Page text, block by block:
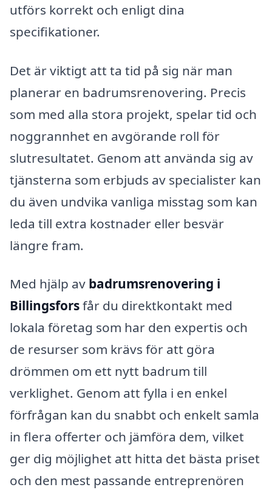
utförs korrekt och enligt dina
specifikationer.
Det är viktigt att ta tid på sig när man
planerar en badrumsrenovering. Precis
som med alla stora projekt, spelar tid och
noggrannhet en avgörande roll för
slutresultatet. Genom att använda sig av
tjänsterna som erbjuds av specialister kan
du även undvika vanliga misstag som kan
leda till extra kostnader eller besvär
längre fram.
Med hjälp av badrumsrenovering i
Billingsforsfår du direktkontakt med
lokala företag som har den expertis och
de resurser som krävs för att göra
drömmen om ett nytt badrum till
verklighet. Genom att fylla i en enkel
förfrågan kan du snabbt och enkelt samla
in flera offerter och jämföra dem, vilket
ger dig möjlighet att hitta det bästa priset
och den mest passande entreprenören